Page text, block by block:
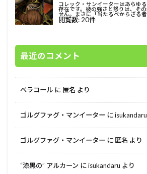
最近のコメント
ベラコール に 匿名 より
ゴルグファグ・マンイーター にisukandaru
ゴルグファグ・マンイーター に 匿名 より
“漆黒の” アルカーン にisukandaru より